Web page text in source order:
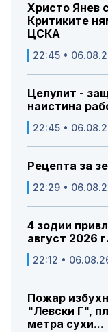
Христо Янев
Критиките
ЦСКА
22:45 •
Целулит -
наистина
22:45 •
Рецепта за
22:29 •
4 зодии
август 2026 г.
22:12 •
Пожар
"Левски Г",
метра сухи...